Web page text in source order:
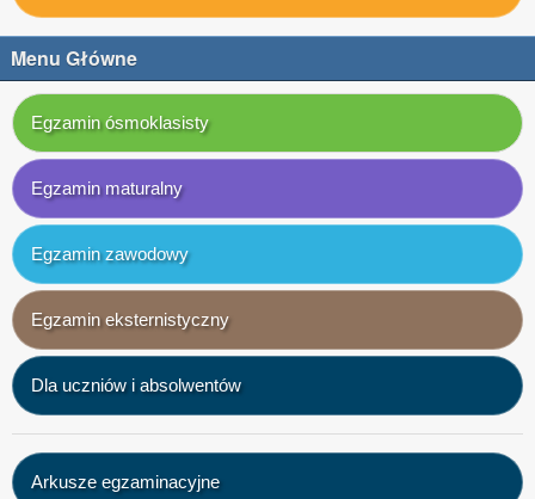
Menu Główne
Egzamin ósmoklasisty
Egzamin maturalny
Egzamin zawodowy
Egzamin eksternistyczny
Dla uczniów i absolwentów
Arkusze egzaminacyjne